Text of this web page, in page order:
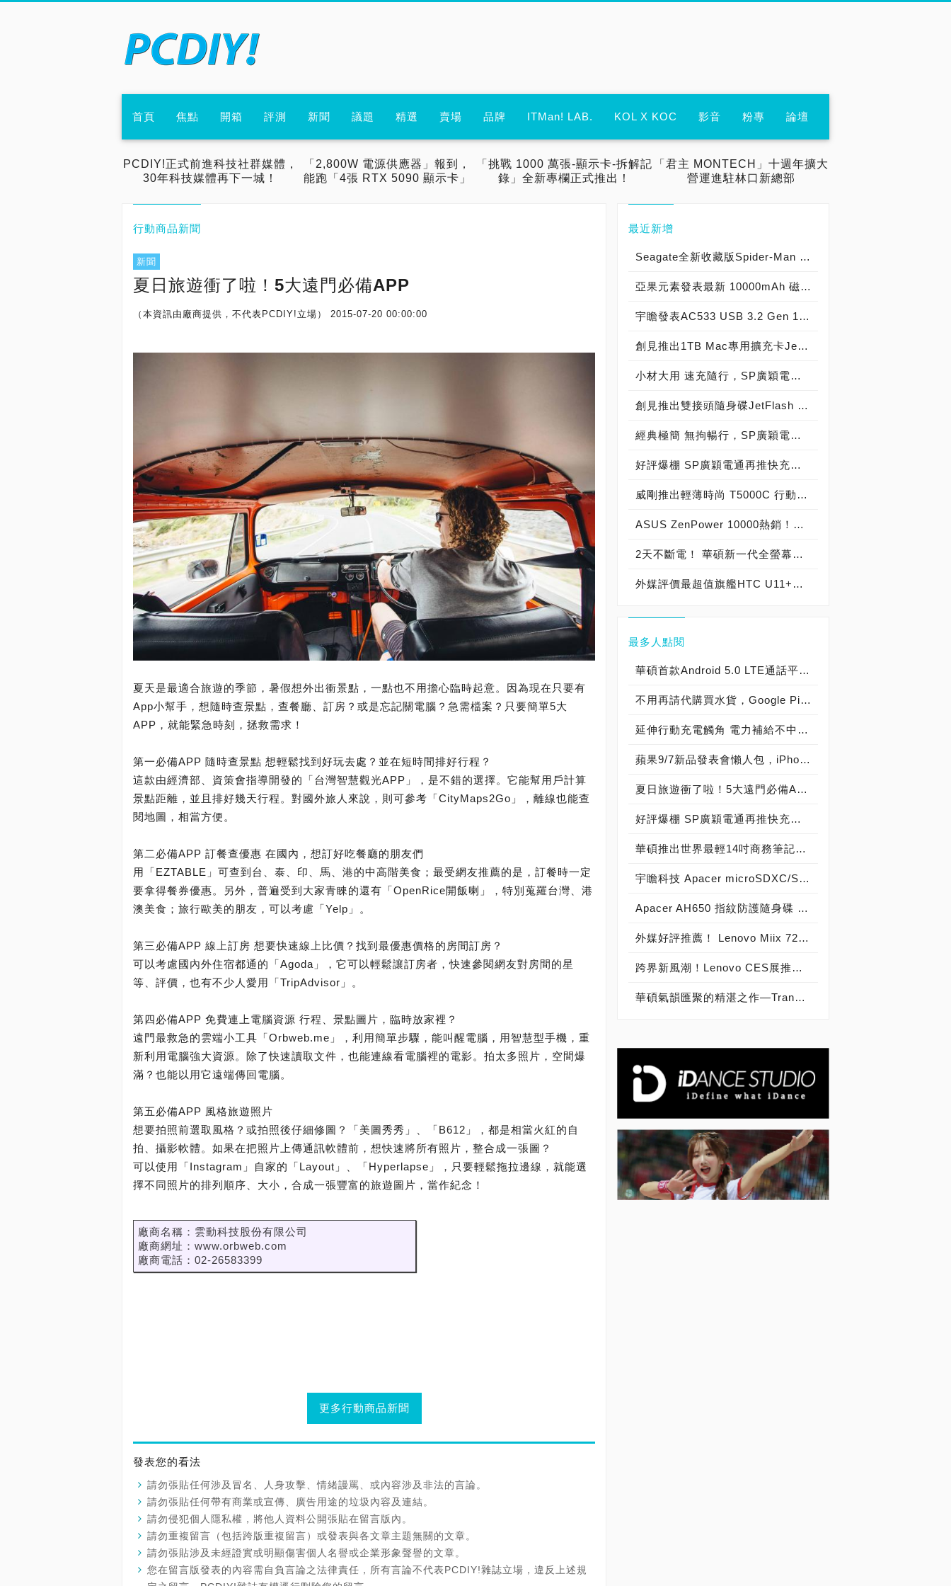
首頁 焦點 開箱 評測 新聞 議題 精選 賣場 品牌 ITMan! LAB. KOL X KOC 影音 粉專 論壇
PCDIY!正式前進科技社群媒體，
30年科技媒體再下一城！
「2,800W 電源供應器」報到，
能跑「4張 RTX 5090 顯示卡」
「挑戰 1000 萬張-顯示卡-拆解記
錄」全新專欄正式推出！
「君主 MONTECH」十週年擴大
營運進駐林口新總部
行動商品新聞
新聞
夏日旅遊衝了啦！5大遠門必備APP
（本資訊由廠商提供，不代表PCDIY!立場） 2015-07-20 00:00:00
夏天是最適合旅遊的季節，暑假想外出衝景點，一點也不用擔心臨時起意。因為現在只要有
App小幫手，想隨時查景點，查餐廳、訂房？或是忘記關電腦？急需檔案？只要簡單5大
APP，就能緊急時刻，拯救需求！
第一必備APP 隨時查景點 想輕鬆找到好玩去處？並在短時間排好行程？
這款由經濟部、資策會指導開發的「台灣智慧觀光APP」，是不錯的選擇。它能幫用戶計算
景點距離，並且排好幾天行程。對國外旅人來說，則可參考「CityMaps2Go」，離線也能查
閱地圖，相當方便。
第二必備APP 訂餐查優惠 在國內，想訂好吃餐廳的朋友們
用「EZTABLE」可查到台、泰、印、馬、港的中高階美食；最受網友推薦的是，訂餐時一定
要拿得餐券優惠。另外，普遍受到大家青睞的還有「OpenRice開飯喇」，特別蒐羅台灣、港
澳美食；旅行歐美的朋友，可以考慮「Yelp」。
第三必備APP 線上訂房 想要快速線上比價？找到最優惠價格的房間訂房？
可以考慮國內外住宿都通的「Agoda」，它可以輕鬆讓訂房者，快速參閱網友對房間的星
等、評價，也有不少人愛用「TripAdvisor」。
第四必備APP 免費連上電腦資源 行程、景點圖片，臨時放家裡？
遠門最救急的雲端小工具「Orbweb.me」，利用簡單步驟，能叫醒電腦，用智慧型手機，重
新利用電腦強大資源。除了快速讀取文件，也能連線看電腦裡的電影。拍太多照片，空間爆
滿？也能以用它遠端傳回電腦。
第五必備APP 風格旅遊照片
想要拍照前選取風格？或拍照後仔細修圖？「美圖秀秀」、「B612」，都是相當火紅的自
拍、攝影軟體。如果在把照片上傳通訊軟體前，想快速將所有照片，整合成一張圖？
可以使用「Instagram」自家的「Layout」、「Hyperlapse」，只要輕鬆拖拉邊線，就能選
擇不同照片的排列順序、大小，合成一張豐富的旅遊圖片，當作紀念！
廠商名稱：雲動科技股份有限公司
廠商網址：www.orbweb.com
廠商電話：02-26583399
更多行動商品新聞
發表您的看法
請勿張貼任何涉及冒名、人身攻擊、情緒謾罵、或內容涉及非法的言論。
請勿張貼任何帶有商業或宣傳、廣告用途的垃圾內容及連結。
請勿侵犯個人隱私權，將他人資料公開張貼在留言版內。
請勿重複留言（包括跨版重複留言）或發表與各文章主題無關的文章。
請勿張貼涉及未經證實或明顯傷害個人名譽或企業形象聲譽的文章。
您在留言版發表的內容需自負言論之法律責任，所有言論不代表PCDIY!雜誌立場，違反上述規
最近新增
Seagate全新收藏版Spider-Man FireCuda外接硬碟報到！三款官方授權Spider-Man、Ghost-Spider與Miles Morales外接硬碟與玩家一同暢玩遊戲世界！
亞果元素發表最新 10000mAh 磁吸式無線快充行動電源，官網商城獨家推出「Stasher 薊花紫限量版組合」 預購最低62折起
宇瞻發表AC533 USB 3.2 Gen 1行動硬碟，輕巧時尚、安全防護，全新上市
創見推出1TB Mac專用擴充卡JetDrive Lite 330，瞬間升級MacBook Pro儲存空間
小材大用 速充隨行，SP廣穎電通續發表行動電源新品-QP55 & QS55
創見推出雙接頭隨身碟JetFlash 930C，高速耐用，優雅登場！
經典極簡 無拘暢行，SP廣穎電通續發表行動電源新品-GP15 & GS15
好評爆棚 SP廣穎電通再推快充款行動電源，迷你隨身攜-QP70
威剛推出輕薄時尚 T5000C 行動電源，粉嫩春色 繽紛迷人
ASUS ZenPower 10000熱銷！助攻華碩快充行動電源銷售成長4成，再推搶眼新色「星空藍」、「晨霧粉」， 母親節溫馨獻禮 5/4~5/31於指定通路購買ZenPower指定機種 享客製化雷雕服務一次
2天不斷電！ 華碩新一代全螢幕電力怪獸—ZenFone Max (M2)重磅登場
外媒評價最超值旗艦HTC U11+，2019新年回饋 旗艦機換機首選 僅需12,900元 再送64GB記憶卡
最多人點閱
華碩首款Android 5.0 LTE通話平板Fonepad 7 LTE (FE375CL)疾速上市
不用再請代購買水貨，Google Pixel 2確認送驗準備正式登台！
延伸行動充電觸角 電力補給不中斷 十銓科技全新高效車用充電器WD01精巧上市
蘋果9/7新品發表會懶人包，iPhone 7暨Apple Watch 2轟動登場！
夏日旅遊衝了啦！5大遠門必備APP
好評爆棚 SP廣穎電通再推快充款行動電源，迷你隨身攜-QP70
華碩推出世界最輕14吋商務筆記型電腦—ASUSPRO B9440
宇瞻科技 Apacer microSDXC/SDHC記憶卡與獵豹移動合作，創新行動裝置的最佳效能體驗！
Apacer AH650 指紋防護隨身碟 採用 人體工學設計 先進電容式感應，資安防護全面升級
外媒好評推薦！ Lenovo Miix 720頂級二合一筆電強勢登台
跨界新風潮！Lenovo CES展推出全新Miix 720二合一平板電腦
華碩氣韻匯聚的精湛之作—Transformer Book Chi變形筆電CES登場